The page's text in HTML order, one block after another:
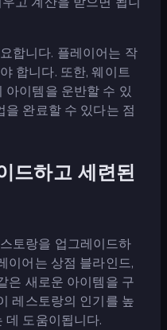
합니다. 플레이어는 작
합니다. 또한, 웨이트
아이템을 운반할 수 있
을 완료할 수 있다는 점
드하고 세련된
토랑을 업그레이드하
이어는 상점 블라인드,
은 새로운 아이템을 구
레스토랑의 인기를 높
데 도움이됩니다.